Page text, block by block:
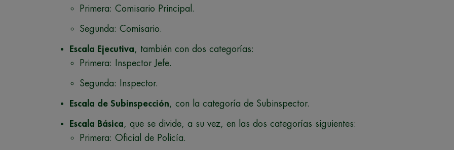
Primera: Comisario Principal.
Segunda: Comisario.
Escala Ejecutiva, también con dos categorías:
Primera: Inspector Jefe.
Segunda: Inspector.
Escala de Subinspección, con la categoría de Subinspector.
Escala Básica, que se divide, a su vez, en las dos categorías siguientes:
Primera: Oficial de Policía.